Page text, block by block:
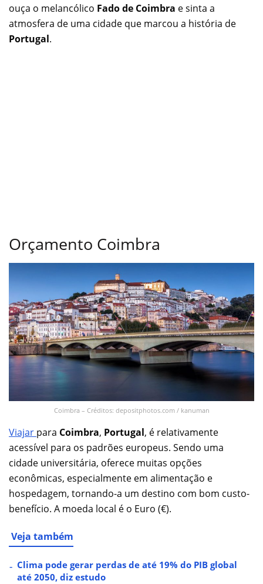
ouça o melancólico Fado de Coimbra e sinta a
atmosfera de uma cidade que marcou a história de
Portugal.
Orçamento Coimbra
Coimbra – Créditos: depositphotos.com / kanuman
Viajar para Coimbra, Portugal, é relativamente
acessível para os padrões europeus. Sendo uma
cidade universitária, oferece muitas opções
econômicas, especialmente em alimentação e
hospedagem, tornando-a um destino com bom custo-
benefício. A moeda local é o Euro (€).
Veja também
Clima pode gerar perdas de até 19% do PIB global
até 2050, diz estudo